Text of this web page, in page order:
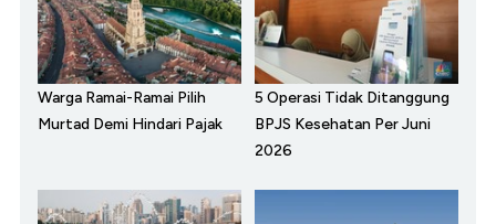
Warga Ramai-Ramai Pilih
Murtad Demi Hindari Pajak
5 Operasi Tidak Ditanggung
BPJS Kesehatan Per Juni
2026